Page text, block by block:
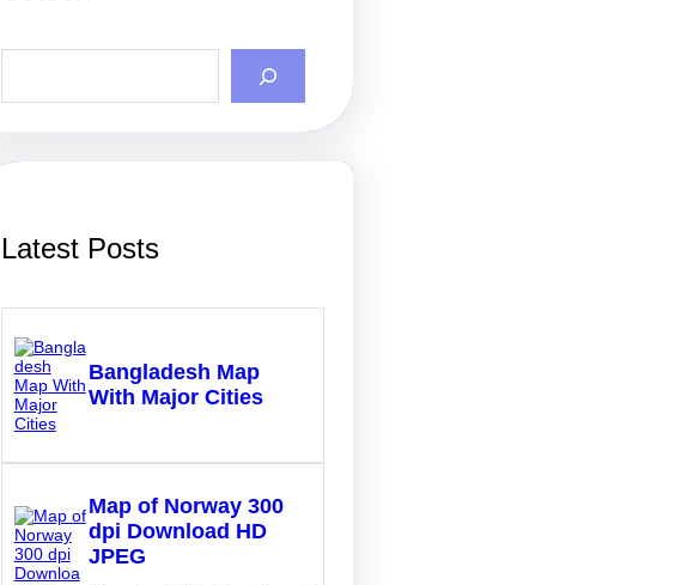
Latest Posts
Bangladesh Map
With Major Cities
Map of Norway 300
dpi Download HD
JPEG